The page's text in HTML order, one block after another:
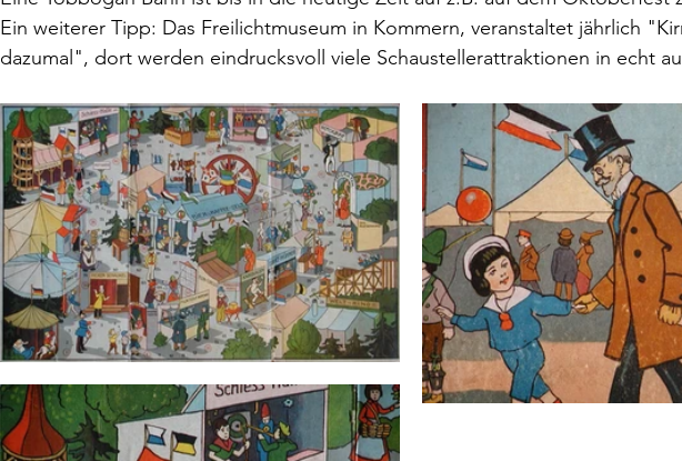
Ein weiterer Tipp: Das Freilichtmuseum in Kommern, veranstaltet jährlich
dazumal", dort werden eindrucksvoll viele Schaustellerattraktionen in echt